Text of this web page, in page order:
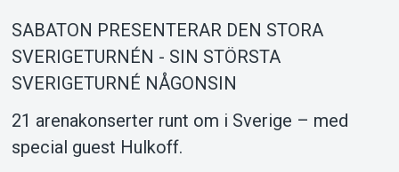
SABATON PRESENTERAR DEN STORA
SVERIGETURNÉN - SIN STÖRSTA
SVERIGETURNÉ NÅGONSIN
21 arenakonserter runt om i Sverige – med
special guest Hulkoff.